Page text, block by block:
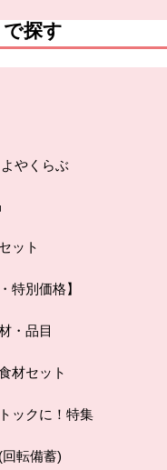
探す
やくらぶ
ット
特別価格】
・品目
材セット
ックに！特集
転備蓄)